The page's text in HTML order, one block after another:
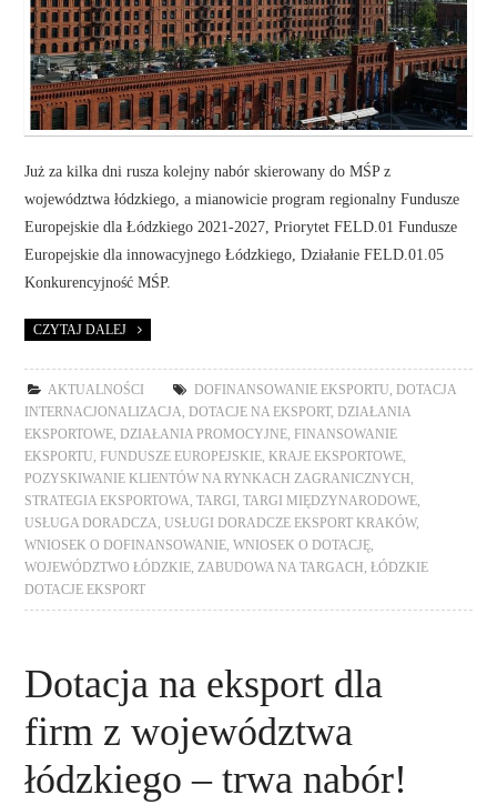
Już za kilka dni rusza kolejny nabór skierowany do MŚP z
województwa łódzkiego, a mianowicie program regionalny Fundusze
Europejskie dla Łódzkiego 2021-2027, Priorytet FELD.01 Fundusze
Europejskie dla innowacyjnego Łódzkiego, Działanie FELD.01.05
Konkurencyjność MŚP.
CZYTAJ DALEJ
AKTUALNOŚCI DOFINANSOWANIE EKSPORTU
DOTACJA
INTERNACJONALIZACJA
DOTACJE NA EKSPORT,
DZIAŁANIA
EKSPORTOWE
DZIAŁANIA PROMOCYJNE
FINANSOWANIE
EKSPORTU
FUNDUSZE EUROPEJSKIE KRAJE EKSPORTOWE
POZYSKIWANIE KLIENTÓW NA RYNKACH ZAGRANICZNYCH
STRATEGIA EKSPORTOWA ,TARGI ,TARGI MIĘDZYNARODOWE
USŁUGA DORADCZA
USŁUGI DORADCZE EKSPORT KRAKÓW,
WNIOSEK O DOFINANSOWANIE WNIOSEK O DOTACJĘ
WOJEWÓDZTWO ŁÓDZKIE ZABUDOWA NA TARGACH ,ŁÓDZKIE
DOTACJE EKSPORT
Dotacja na eksport dla
firm z województwa
łódzkiego – trwa nabór!